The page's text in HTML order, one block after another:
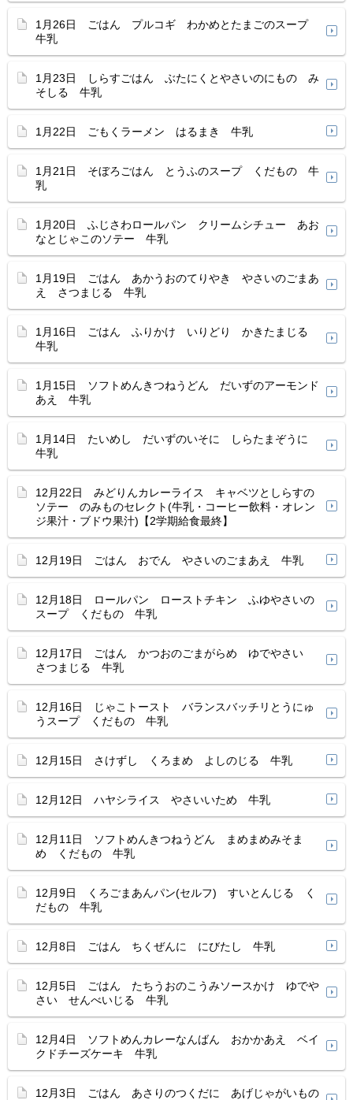
1月26日 ごはん プルコギ わかめとたまごのスープ
牛乳
1月23日 しらすごはん ぶたにくとやさいのにもの み
そしる 牛乳
1月22日 ごもくラーメン はるまき 牛乳
1月21日 そぼろごはん とうふのスープ くだもの 牛
乳
1月20日 ふじさわロールパン クリームシチュー あお
なとじゃこのソテー 牛乳
1月19日 ごはん あかうおのてりやき やさいのごまあ
え さつまじる 牛乳
1月16日 ごはん ふりかけ いりどり かきたまじる
牛乳
1月15日 ソフトめんきつねうどん だいずのアーモンド
あえ 牛乳
1月14日 たいめし だいずのいそに しらたまぞうに
牛乳
12月22日 みどりんカレーライス キャベツとしらすの
ソテー のみものセレクト(牛乳・コーヒー飲料・オレン
ジ果汁・ブドウ果汁)【2学期給食最終】
12月19日 ごはん おでん やさいのごまあえ 牛乳
12月18日 ロールパン ローストチキン ふゆやさいの
スープ くだもの 牛乳
12月17日 ごはん かつおのごまがらめ ゆでやさい
さつまじる 牛乳
12月16日 じゃこトースト バランスバッチリとうにゅ
うスープ くだもの 牛乳
12月15日 さけずし くろまめ よしのじる 牛乳
12月12日 ハヤシライス やさいいため 牛乳
12月11日 ソフトめんきつねうどん まめまめみそま
め くだもの 牛乳
12月9日 くろごまあんパン(セルフ) すいとんじる く
だもの 牛乳
12月8日 ごはん ちくぜんに にびたし 牛乳
12月5日 ごはん たちうおのこうみソースかけ ゆでや
さい せんべいじる 牛乳
12月4日 ソフトめんカレーなんばん おかかあえ ベイ
クドチーズケーキ 牛乳
12月3日 ごはん あさりのつくだに あげじゃがいもの